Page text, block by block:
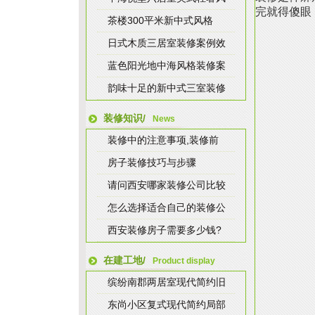
茶楼300平米新中式风格
日式木质三居室装修案例效
蓝色阳光地中海风格装修案
韵味十足的新中式三室装修
装修知识/ News
装修中的注意事项,装修前
房子装修技巧与步骤
请问西安哪家装修公司比较
怎么选择适合自己的装修公
西安装修房子需要多少钱?
在建工地/ Product display
缤纷南郡两居室现代简约旧
东尚小区复式现代简约局部
完就得傻眼